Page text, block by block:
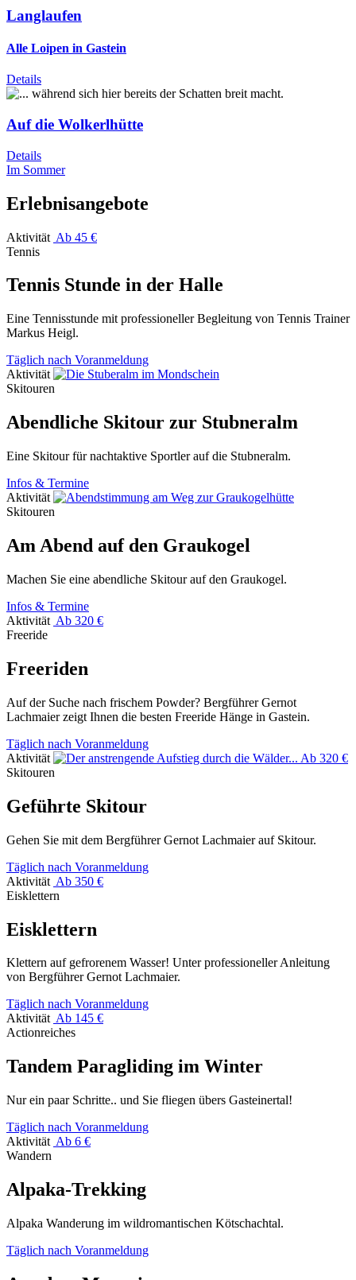
Langlaufen
Alle Loipen in Gastein
Details
Auf die Wolkerlhütte
Details
Im Sommer
Erlebnisangebote
Aktivität Ab 45 €
Tennis
Tennis Stunde in der Halle
Eine Tennisstunde mit professioneller Begleitung von Tennis Trainer
Markus Heigl.
Täglich nach Voranmeldung
Aktivität
Skitouren
Abendliche Skitour zur Stubneralm
Eine Skitour für nachtaktive Sportler auf die Stubneralm.
Infos & Termine
Aktivität
Skitouren
Am Abend auf den Graukogel
Machen Sie eine abendliche Skitour auf den Graukogel.
Infos & Termine
Aktivität Ab 320 €
Freeride
Freeriden
Auf der Suche nach frischem Powder? Bergführer Gernot
Lachmaier zeigt Ihnen die besten Freeride Hänge in Gastein.
Täglich nach Voranmeldung
Aktivität
Ab 320 €
Skitouren
Geführte Skitour
Gehen Sie mit dem Bergführer Gernot Lachmaier auf Skitour.
Täglich nach Voranmeldung
Aktivität Ab 350 €
Eisklettern
Eisklettern
Klettern auf gefrorenem Wasser! Unter professioneller Anleitung
von Bergführer Gernot Lachmaier.
Täglich nach Voranmeldung
Aktivität Ab 145 €
Actionreiches
Tandem Paragliding im Winter
Nur ein paar Schritte.. und Sie fliegen übers Gasteinertal!
Täglich nach Voranmeldung
Aktivität Ab 6 €
Wandern
Alpaka-Trekking
Alpaka Wanderung im wildromantischen Kötschachtal.
Täglich nach Voranmeldung